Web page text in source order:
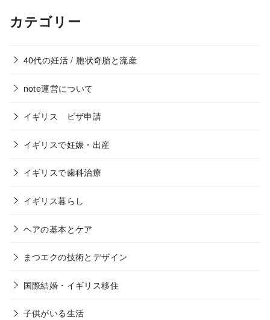
カテゴリー
40代の妊活 / 胞状奇胎と流産
note運営について
イギリス ビザ申請
イギリスで妊娠・出産
イギリスで歯科治療
イギリス暮らし
ヘアの基本とケア
まつエクの技術とデザイン
国際結婚・イギリス移住
子供がいる生活